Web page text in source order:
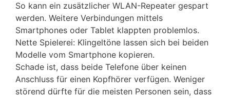
So kann ein zusätzlicher WLAN-Repeater gespart
werden. Weitere Verbindungen mittels
Smartphones oder Tablet klappten problemlos.
Nette Spielerei: Klingeltöne lassen sich bei beiden
Modelle vom Smartphone kopieren.
Schade ist, dass beide Telefone über keinen
Anschluss für einen Kopfhörer verfügen. Weniger
störend dürfte für die meisten Personen sein, dass